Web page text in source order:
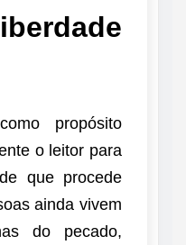
propósito
o leitor para
que procede
ainda vivem
do pecado,